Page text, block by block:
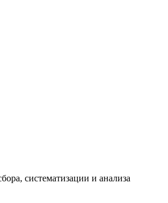
систематизации и анализа